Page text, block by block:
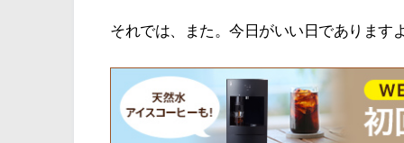
それでは、また。今日がいい日であります